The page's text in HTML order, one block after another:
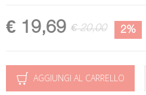
€ 19,69 € 20,00 2%
AGGIUNGI AL CARRELLO